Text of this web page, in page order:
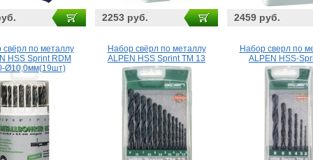
2253 руб. 2459 руб.
свёрл по металлу
HSS Sprint RDM
Ø10,0мм(19шт)
Набор свёрл по металлу
ALPEN HSS Sprint TM 13
Набор сверл по
ALPEN HSS-